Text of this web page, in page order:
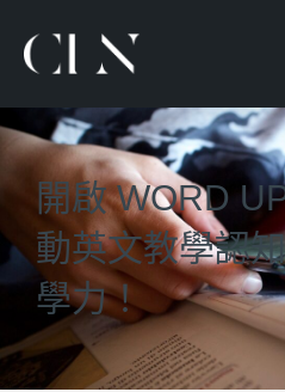
開啟 WORD
動英文教學認
學力！